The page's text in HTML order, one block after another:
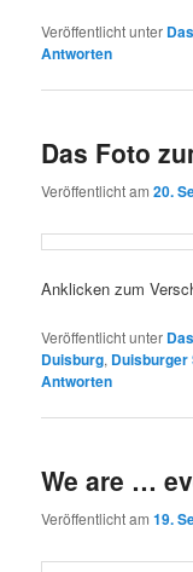
Veröffentlicht unter
Antworten
Das Foto
Veröffentlicht am20.
Anklicken zum
Veröffentlicht unter
Duisburg, Duisburger
Antworten
We are …
Veröffentlicht am19.